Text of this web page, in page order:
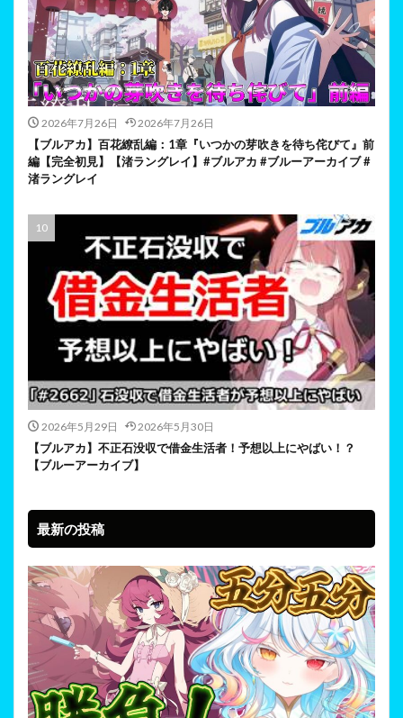
2026年7月26日 2026年7月26日
【ブルアカ】百花繚乱編：1章『いつかの芽吹きを待ち侘びて』前
編【完全初見】【渚ラングレイ】#ブルアカ #ブルーアーカイブ #
渚ラングレイ
2026年5月29日 2026年5月30日
【ブルアカ】不正石没収で借金生活者！予想以上にやばい！？
【ブルーアーカイブ】
最新の投稿